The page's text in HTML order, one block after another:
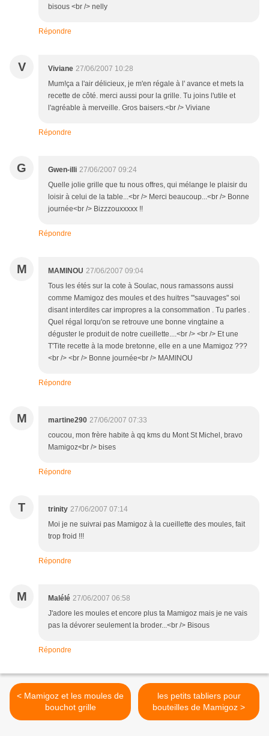
bisous <br /> nelly
Répondre
V Viviane 27/06/2007 10:28
Mum!ça a l'air délicieux, je m'en régale à l' avance et mets la
recette de côté. merci aussi pour la grille. Tu joins l'utile et
l'agréable à merveille. Gros baisers.<br /> Viviane
Répondre
G Gwen-illi 27/06/2007 09:24
Quelle jolie grille que tu nous offres, qui mélange le plaisir du
loisir à celui de la table...<br /> Merci beaucoup...<br /> Bonne
journée<br /> Bizzzouxxxxx !!
Répondre
M MAMINOU 27/06/2007 09:04
Tous les étés sur la cote à Soulac, nous ramassons aussi
comme Mamigoz des moules et des huitres "'sauvages" soi
disant interdites car impropres a la consommation . Tu parles .
Quel régal lorqu'on se retrouve une bonne vingtaine a
déguster le produit de notre cueillette....<br /> <br /> Et une
T'Tite recette à la mode bretonne, elle en a une Mamigoz ???
<br /> <br /> Bonne journée<br /> MAMINOU
Répondre
M martine290 27/06/2007 07:33
coucou, mon frère habite à qq kms du Mont St Michel, bravo
Mamigoz<br /> bises
Répondre
T trinity 27/06/2007 07:14
Moi je ne suivrai pas Mamigoz à la cueillette des moules, fait
trop froid !!!
Répondre
M Malélé 27/06/2007 06:58
J'adore les moules et encore plus ta Mamigoz mais je ne vais
pas la dévorer seulement la broder...<br /> Bisous
Répondre
< Mamigoz et les moules de
bouchot grille
les petits tabliers pour
bouteilles de Mamigoz >